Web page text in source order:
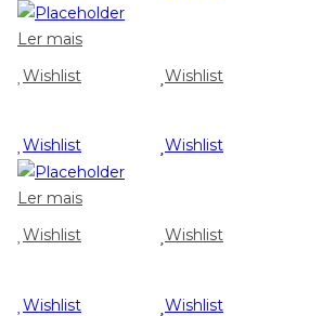
Ler mais
Wishlist
Wishlist
Wishlist
Wishlist
Ler mais
Wishlist
Wishlist
Wishlist
Wishlist